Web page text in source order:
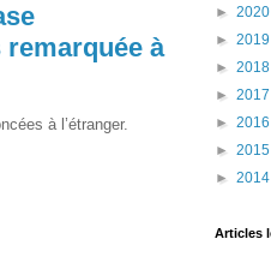
remarquée à
à l’étranger.
► 2020
► 2019
► 2018
► 2017
► 2016
► 2015
► 2014
Articles